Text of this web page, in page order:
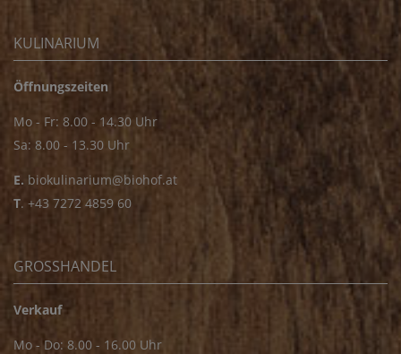
KULINARIUM
Öffnungszeiten
Mo - Fr: 8.00 - 14.30 Uhr
Sa: 8.00 - 13.30 Uhr
E. biokulinarium@biohof.at
T. +43 7272 4859 60
GROSSHANDEL
Verkauf
Mo - Do: 8.00 - 16.00 Uhr